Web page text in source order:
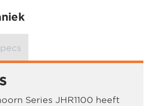
Series JHR1100 heeft